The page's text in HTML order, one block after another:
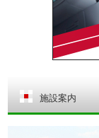
施設案内